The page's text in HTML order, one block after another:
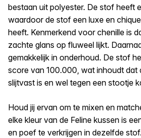
bestaan uit polyester. De stof heeft
waardoor de stof een luxe en
heeft. Kenmerkend voor chenille is
zachte glans op fluweel lijkt.
gemakkelijk in onderhoud. De stof
score van 100.000, wat inhoudt dat
slijtvast is en wel tegen een stootje
Houd jij ervan om te mixen en
elke kleur van de Feline kussen is
en poef te verkrijgen in dezelfde